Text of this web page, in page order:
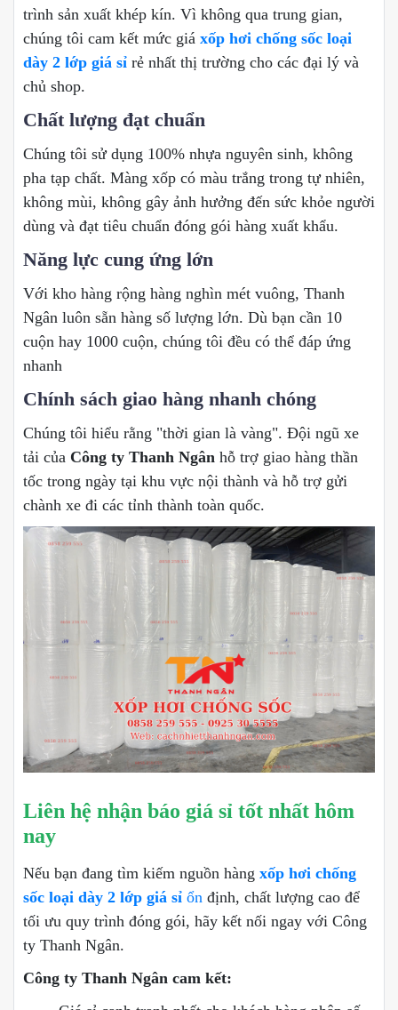
trình sản xuất khép kín. Vì không qua trung gian,
chúng tôi cam kết mức giá xốp hơi chống sốc loại
dày 2 lớp giá sỉ rẻ nhất thị trường cho các đại lý và
chủ shop.
Chất lượng đạt chuẩn
Chúng tôi sử dụng 100% nhựa nguyên sinh, không
pha tạp chất. Màng xốp có màu trắng trong tự nhiên,
không mùi, không gây ảnh hưởng đến sức khỏe người
dùng và đạt tiêu chuẩn đóng gói hàng xuất khẩu.
Năng lực cung ứng lớn
Với kho hàng rộng hàng nghìn mét vuông, Thanh
Ngân luôn sẵn hàng số lượng lớn. Dù bạn cần 10
cuộn hay 1000 cuộn, chúng tôi đều có thể đáp ứng
nhanh
Chính sách giao hàng nhanh chóng
Chúng tôi hiểu rằng "thời gian là vàng". Đội ngũ xe
tải của Công ty Thanh Ngân hỗ trợ giao hàng thần
tốc trong ngày tại khu vực nội thành và hỗ trợ gửi
chành xe đi các tỉnh thành toàn quốc.
Liên hệ nhận báo giá sỉ tốt nhất hôm
nay
Nếu bạn đang tìm kiếm nguồn hàng xốp hơi chống
sốc loại dày 2 lớp giá sỉ ổn định, chất lượng cao để
tối ưu quy trình đóng gói, hãy kết nối ngay với Công
ty Thanh Ngân.
Công ty Thanh Ngân cam kết: